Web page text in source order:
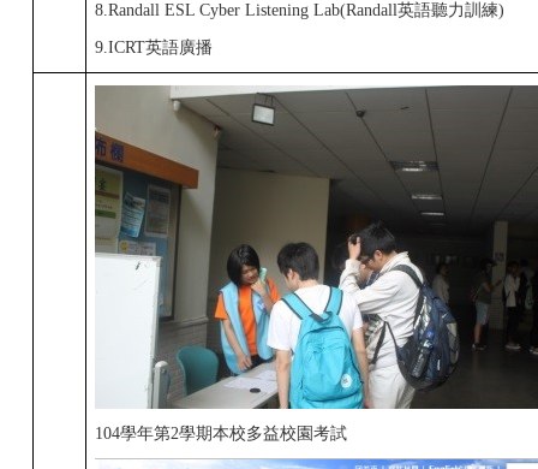
8.Randall ESL Cyber Listening Lab(Randall英語聽力訓練)
9.ICRT英語廣播
104學年第2學期本校多益校園考試